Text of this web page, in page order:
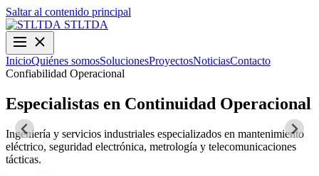
Saltar al contenido principal
STLTDA
InicioQuiénes somosSolucionesProyectosNoticiasContacto
Confiabilidad Operacional
Especialistas en Continuidad Operacional
Ingeniería y servicios industriales especializados en mantenimiento
eléctrico, seguridad electrónica, metrología y telecomunicaciones
tácticas.